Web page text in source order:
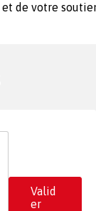
de votre
Valid
er